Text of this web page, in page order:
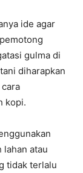
ide agar
gulma di
diharapkan
kopi.
atau
tidak terlalu